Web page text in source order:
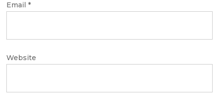
Email*
Website